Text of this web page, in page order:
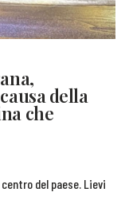
della
che
del paese. Lievi